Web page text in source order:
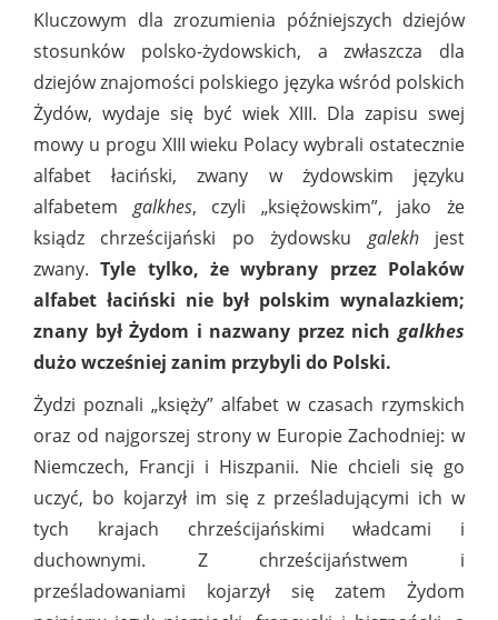
Kluczowym dla zrozumienia późniejszych dziejów
stosunków polsko-żydowskich, a zwłaszcza dla
dziejów znajomości polskiego języka wśród polskich
Żydów, wydaje się być wiek XIII. Dla zapisu swej
mowy u progu XIII wieku Polacy wybrali ostatecznie
alfabet łaciński, zwany w żydowskim języku
alfabetem galkhes,
czyli „księżowskim”, jako że
ksiądz chrześcijański po żydowsku galekhjest
zwany.Tyle tylko, że wybrany przez Polaków
alfabet łaciński nie był polskim wynalazkiem;
znany był Żydom i nazwany przez nich galkhes
dużo wcześniej zanim przybyli do Polski.
Żydzi poznali „księży” alfabet w czasach rzymskich
oraz od najgorszej strony w Europie Zachodniej: w
Niemczech, Francji i Hiszpanii. Nie chcieli się go
uczyć, bo kojarzył im się z prześladującymi ich w
tych krajach chrześcijańskimi władcami i
duchownymi. Z chrześcijaństwem i
prześladowaniami kojarzył się zatem Żydom